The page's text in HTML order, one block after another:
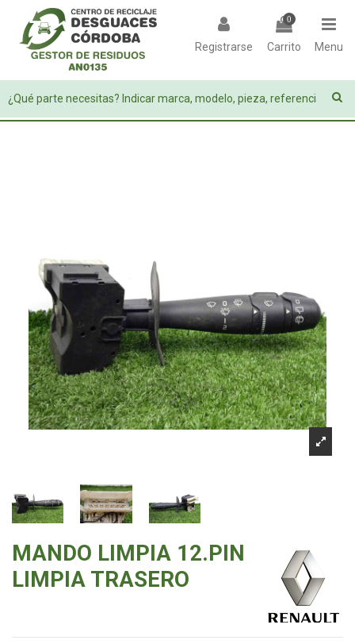
Registrarse
0
Carrito Menu
MANDO LIMPIA 12.PIN
LIMPIA TRASERO